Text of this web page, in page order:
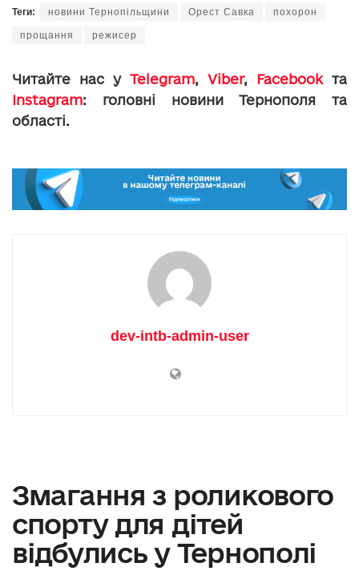
Теги: новини Тернопільщини Орест Савка похорон
прощання режисер
Читайте нас у Telegram, Viber, Facebookта
Instagram: головні новини Тернополя та
області.
dev-intb-admin-user
Змагання з роликового
спорту для дітей
відбулись у Тернополі